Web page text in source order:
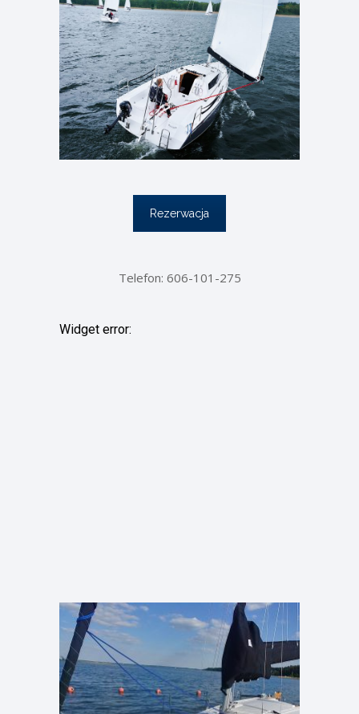
Rezerwacja
Telefon: 606-101-275